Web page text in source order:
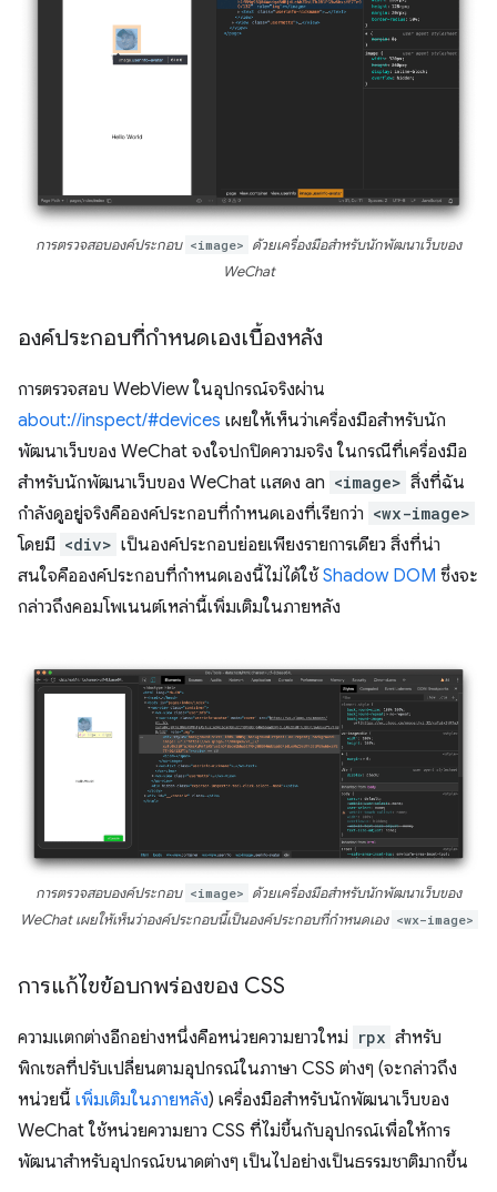
การตรวจสอบองค์ประกอบ <image> ด้วยเครื่องมือสำหรับนักพัฒนาเว็บของ
WeChat
องค์ประกอบที่กำหนดเองเบื้องหลัง
การตรวจสอบ WebView ในอุปกรณ์จริงผ่าน
about://inspect/#devices เผยให้เห็นว่าเครื่องมือสำหรับนัก
พัฒนาเว็บของ WeChat จงใจปกปิดความจริง ในกรณีที่เครื่องมือ
สำหรับนักพัฒนาเว็บของ WeChat แสดง an <image> สิ่งที่ฉัน
กำลังดูอยู่จริงคือองค์ประกอบที่กำหนดเองที่เรียกว่า <wx-image>
โดยมี <div> เป็นองค์ประกอบย่อยเพียงรายการเดียว สิ่งที่น่า
สนใจคือองค์ประกอบที่กำหนดเองนี้ไม่ได้ใช้Shadow DOM ซึ่งจะ
กล่าวถึงคอมโพเนนต์เหล่านี้เพิ่มเติมในภายหลัง
การตรวจสอบองค์ประกอบ <image> ด้วยเครื่องมือสำหรับนักพัฒนาเว็บของ
WeChat เผยให้เห็นว่าองค์ประกอบนี้เป็นองค์ประกอบที่กำหนดเอง <wx-image>
การแก้ไขข้อบกพร่องของ CSS
ความแตกต่างอีกอย่างหนึ่งคือหน่วยความยาวใหม่ rpx สำหรับ
พิกเซลที่ปรับเปลี่ยนตามอุปกรณ์ในภาษา CSS ต่างๆ (จะกล่าวถึง
หน่วยนี้ เพิ่มเติมในภายหลัง) เครื่องมือสำหรับนักพัฒนาเว็บของ
WeChat ใช้หน่วยความยาว CSS ที่ไม่ขึ้นกับอุปกรณ์เพื่อให้การ
พัฒนาสำหรับอุปกรณ์ขนาดต่างๆ เป็นไปอย่างเป็นธรรมชาติมากขึ้น